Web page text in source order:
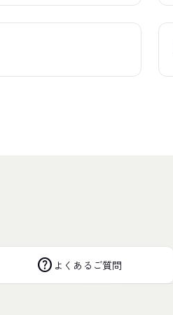
help よくあるご質問